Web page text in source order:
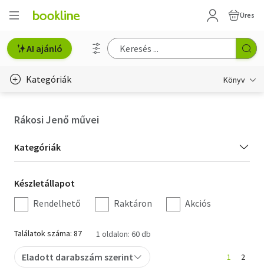
Üres
AI ajánló
Kategóriák Könyv
Hobbi, szabadidő
Irodalom
Művészet
Szakkönyv
Rákosi Jenő művei
Kategória
szűrés
Kategóriák
Készletállapot
szűrés
Készletállapot
Rendelhető
Raktáron Akciós
Találatok száma: 87 1 oldalon: 60 db
Eladott darabszám szerint 1 2